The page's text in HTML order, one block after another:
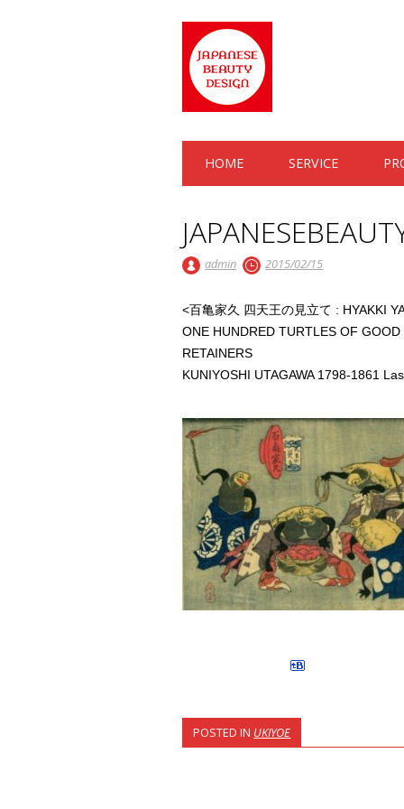
Main menu
HOME SERVICE
admin 2015/02/15
<百亀家久 四天王の見立て : HYAKKI
ONE HUNDRED TURTLES OF
RETAINERS
KUNIYOSHI UTAGAWA 1798-1861
POSTED IN UKIYOE